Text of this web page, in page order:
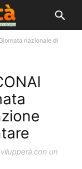
nazionale di
con un